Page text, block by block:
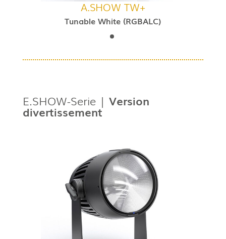
A.SHOW TW+
Tunable White (RGBALC)
E.SHOW-Serie | Version
divertissement